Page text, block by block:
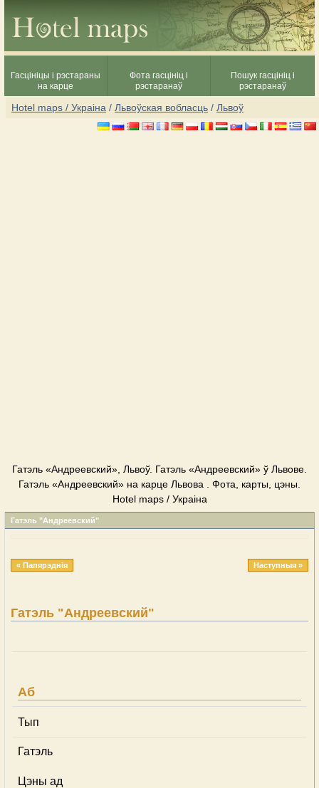
Гасцініцы і рэстараны
на карце
Фота гасцініц і
рэстаранаў
Пошук гасцініц і
рэстаранаў
Hotel maps / Украіна / Львоўская вобласць / Львоў
Гатэль «Андреевский», Львоў. Гатэль «Андреевский» ў Львове.
Гатэль «Андреевский» на карце Львова . Фота, карты, цэны.
Hotel maps / Украіна
Гатэль "Андреевский"
« Папярэднія Наступныя »
Гатэль "Андреевский"
Аб
Тып
Гатэль
Цэны ад